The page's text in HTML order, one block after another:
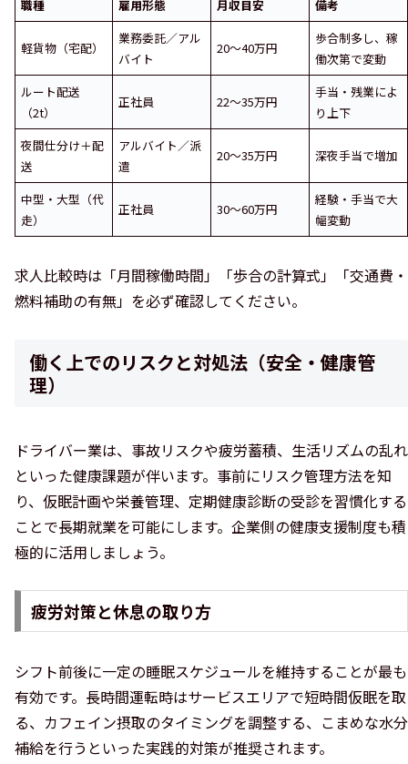
職種 雇用形態 月収目安 備考
軽貨物（宅配）
業務委託／アル
バイト
20〜40万円
歩合制多し、稼
働次第で変動
ルート配送
（2t）
正社員 22〜35万円
手当・残業によ
り上下
夜間仕分け＋配
送
アルバイト／派
遣
20〜35万円 深夜手当で増加
中型・大型（代
走）
正社員 30〜60万円
経験・手当で大
幅変動
求人比較時は「月間稼働時間」「歩合の計算式」「交通費・
燃料補助の有無」を必ず確認してください。
働く上でのリスクと対処法（安全・健康管
理）
ドライバー業は、事故リスクや疲労蓄積、生活リズムの乱れ
といった健康課題が伴います。事前にリスク管理方法を知
り、仮眠計画や栄養管理、定期健康診断の受診を習慣化する
ことで長期就業を可能にします。企業側の健康支援制度も積
極的に活用しましょう。
疲労対策と休息の取り方
シフト前後に一定の睡眠スケジュールを維持することが最も
有効です。長時間運転時はサービスエリアで短時間仮眠を取
る、カフェイン摂取のタイミングを調整する、こまめな水分
補給を行うといった実践的対策が推奨されます。